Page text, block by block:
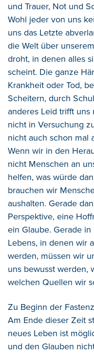
und Trauer, Not und
Wohl jeder von uns
uns das Letzte
die Welt über
droht, in denen alles
scheint. Die ganze
Krankheit oder Tod,
Scheitern, durch
anderes Leid trifft
nicht in Versuchung
nicht auch schon mal
Wenn wir in den
nicht Menschen an
helfen, was würde
brauchen wir
aushalten. Gerade
Perspektive, eine
ein Glaube. Gerade
Lebens, in denen wir
werden, müssen wir
uns bewusst werden,
welchen Quellen wir
Zu Beginn der
Am Ende dieser Zeit
neues Leben ist
und den Glauben